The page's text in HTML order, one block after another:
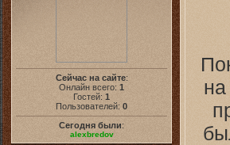
Сейчас на сайте:
Онлайн всего: 1
Гостей: 1
Пользователей: 0
Сегодня были:
alexbredov